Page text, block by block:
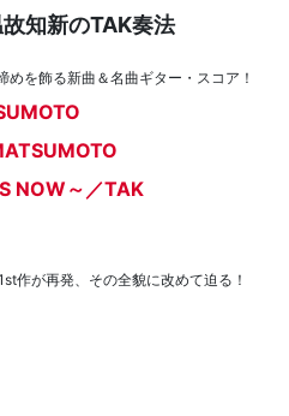
故知新のTAK奏法
めを飾る新曲＆名曲ギター・スコア！
NOW～／TAK
作が再発、その全貌に改めて迫る！